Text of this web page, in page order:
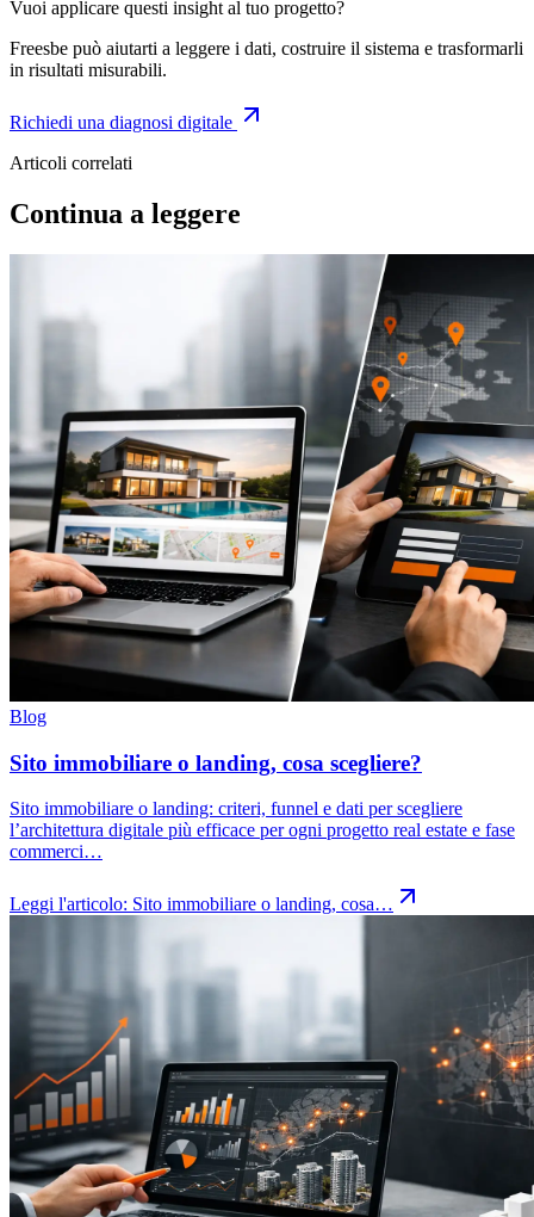
Vuoi applicare questi insight al tuo progetto?
Freesbe può aiutarti a leggere i dati, costruire il sistema e trasformarli
in risultati misurabili.
Richiedi una diagnosi digitale
Articoli correlati
Continua a leggere
Blog
Sito immobiliare o landing, cosa scegliere?
Sito immobiliare o landing: criteri, funnel e dati per scegliere
l’architettura digitale più efficace per ogni progetto real estate e fase
commerci…
Leggi l'articolo: Sito immobiliare o landing, cosa…